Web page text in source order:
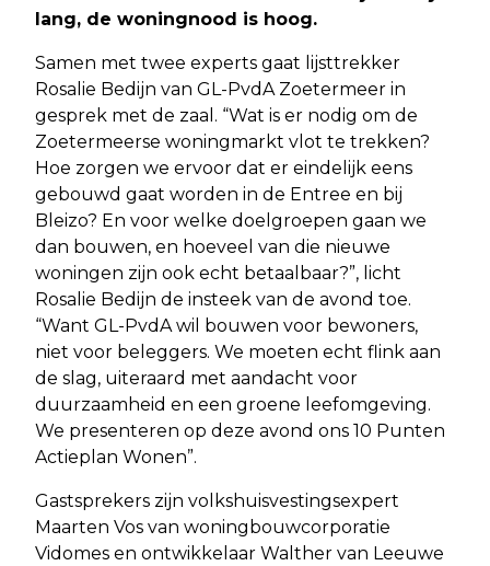
lang, de woningnood is hoog.
Samen met twee experts gaat lijsttrekker
Rosalie Bedijn van GL-PvdA Zoetermeer in
gesprek met de zaal. “Wat is er nodig om de
Zoetermeerse woningmarkt vlot te trekken?
Hoe zorgen we ervoor dat er eindelijk eens
gebouwd gaat worden in de Entree en bij
Bleizo? En voor welke doelgroepen gaan we
dan bouwen, en hoeveel van die nieuwe
woningen zijn ook echt betaalbaar?”, licht
Rosalie Bedijn de insteek van de avond toe.
“Want GL-PvdA wil bouwen voor bewoners,
niet voor beleggers. We moeten echt flink aan
de slag, uiteraard met aandacht voor
duurzaamheid en een groene leefomgeving.
We presenteren op deze avond ons 10 Punten
Actieplan Wonen”.
Gastsprekers zijn volkshuisvestingsexpert
Maarten Vos van woningbouwcorporatie
Vidomes en ontwikkelaar Walther van Leeuwe